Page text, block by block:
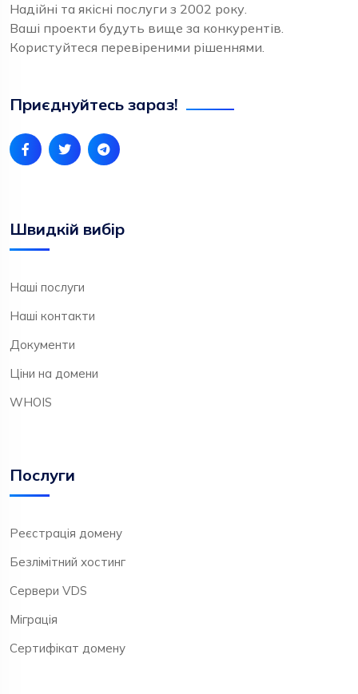
Надійні та якісні послуги з 2002 року.
Ваші проекти будуть вище за конкурентів.
Користуйтеся перевіреними рішеннями.
Приєднуйтесь зараз!
Швидкій вибір
Наші послуги
Наші контакти
Документи
Ціни на домени
WHOIS
Послуги
Реєстрація домену
Безлімітний хостинг
Сервери VDS
Міграція
Сертифікат домену